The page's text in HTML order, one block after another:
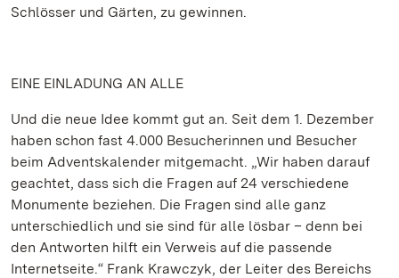
Schlösser und Gärten, zu gewinnen.
EINE EINLADUNG AN ALLE
Und die neue Idee kommt gut an. Seit dem 1. Dezember
haben schon fast 4.000 Besucherinnen und Besucher
beim Adventskalender mitgemacht. „Wir haben darauf
geachtet, dass sich die Fragen auf 24 verschiedene
Monumente beziehen. Die Fragen sind alle ganz
unterschiedlich und sie sind für alle lösbar – denn bei
den Antworten hilft ein Verweis auf die passende
Internetseite.“ Frank Krawczyk, der Leiter des Bereichs